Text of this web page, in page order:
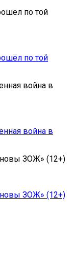
по той
по той
война в
война в
ЗОЖ» (12+)
ЗОЖ» (12+)